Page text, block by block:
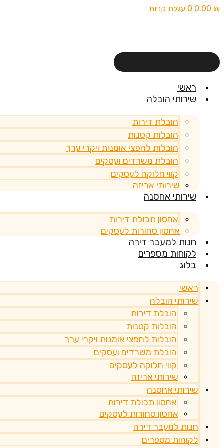
0.00 ₪
0 עגלת קניות
ראשי
שירותי הובלה
הובלת דירות
הובלות קטנות
הובלות לחפצי אומנות ויקרי ערך
הובלת משרדים ועסקים
קווי חלוקה לעסקים
שירותי אריזה
שירותי אחסנה
אחסון תכולת דירות
אחסון סחורות לעסקים
חנות למעבר דירה
לקוחות מספרים
בלוג
ראשי
שירותי הובלה
הובלת דירות
הובלות קטנות
הובלות לחפצי אומנות ויקרי ערך
הובלת משרדים ועסקים
קווי חלוקה לעסקים
שירותי אריזה
שירותי אחסנה
אחסון תכולת דירות
אחסון סחורות לעסקים
חנות למעבר דירה
לקוחות מספרים